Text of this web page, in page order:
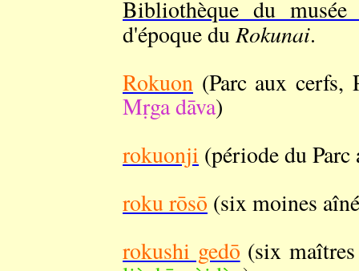
Bibliothèque du musée
d'époque duRokunai.
Rokuon (Parc aux
Mṛga dāva)
rokuonji (période du
roku rōsō (six moines
rokushi gedō (six